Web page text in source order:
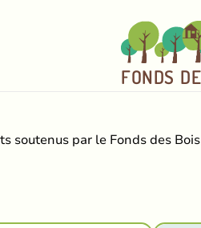
FONDS DE
soutenus par le Fonds des